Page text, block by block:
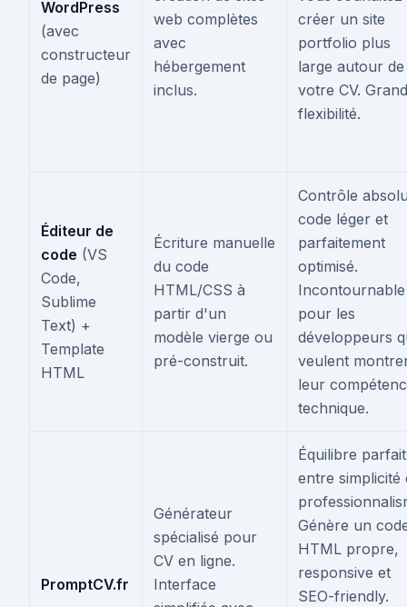
WordPress
(avec
constructeur
de page)
web complètes
avec
hébergement
inclus.
créer un site
portfolio plus
large autour de
votre CV.
flexibilité.
Éditeur de
code (VS
Code,
Sublime
Text) +
Template
HTML
Écriture manuelle
du code
HTML/CSS à
partir d'un
modèle vierge ou
pré-construit.
Contrôle
code léger et
parfaitement
optimisé.
Incontournable
pour les
développeurs
veulent
leur
technique.
PromptCV.fr
Générateur
spécialisé pour
CV en ligne.
Interface
Équilibre parfait
entre simplicité
Génère un
HTML propre,
responsive et
SEO-friendly.